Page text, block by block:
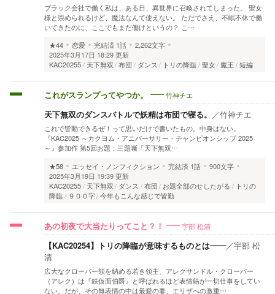
ブラック会社で働く私は、ある日、異世界に召喚されてしまった。 聖女
様と崇められるけど、魔法なんて使えない。 ただでさえ、不眠不休で働
いてきたのに、ここでもまだ働けというの？ こ…
★44
恋愛 完結済 1話
2,262文字
2025年3月17日 18:29 更新
KAC20255
天下無双 布団 ダンス トリの降臨 聖女 魔王 短編
これがスランプってやつか。 竹神チエ
天下無双のダンスバトルで妖精は布団で寝る。 ／竹神チエ
これで皆勤できるぜ！って思いだけで書いたもの。中身はない。
『KAC2025 ～カクヨム・アニバーサリー・チャンピオンシップ 2025
～』参加作 第5回お題：三題噺「天下無双…
★58
エッセイ・ノンフィクション 完結済 1話
900文字
2025年3月19日 19:39 更新
KAC20255
天下無双 ダンス 布団 お題全部のせしたがる
トリの
降臨
９００字 今年もこんな感じで皆勤
あの初夜で大当たりってこと？！ 宇部 松清
【KAC20254】トリの降臨が意味するものとは――／宇部 松
清
広大なクローバー領を納める若き領主、アレクサンドル・クローバー
（アレク）は『鉄仮面伯爵』と呼ばれるほど表情筋が一切仕事をしてい
ない。だが、その無表情の中は最愛の妻、エリザへの激重…